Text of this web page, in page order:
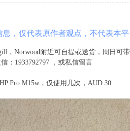
，仅代表原作者观点，不代表本平
，Norwood附近可自提或送货，周日可
：1933792797 ，或私信留言
Pro M15w，仅使用几次，AUD 30